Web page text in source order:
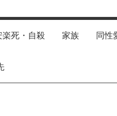
楽死・自殺 家族 同性